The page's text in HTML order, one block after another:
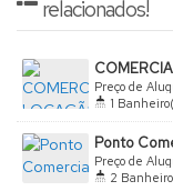
relacionados!
Preço de
São Paulo,
1
Ponto
Preço de
São Paulo,
2